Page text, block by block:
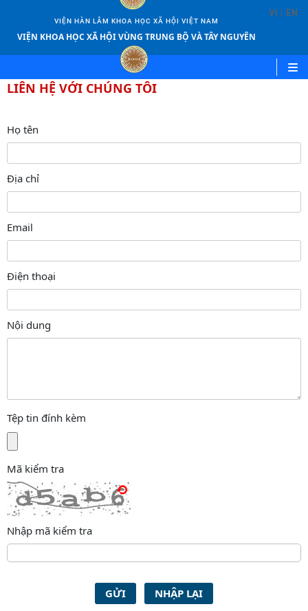
VIỆN HÀN LÂM KHOA HỌC XÃ HỘI VIỆT NAM
VIỆN KHOA HỌC XÃ HỘI VÙNG TRUNG BỘ VÀ TÂY NGUYÊN
VI | EN
LIÊN HỆ VỚI CHÚNG TÔI
Họ tên
Địa chỉ
Email
Điện thoại
Nội dung
Tệp tin đính kèm
Mã kiểm tra
Nhập mã kiểm tra
GỬI NHẬP LẠI